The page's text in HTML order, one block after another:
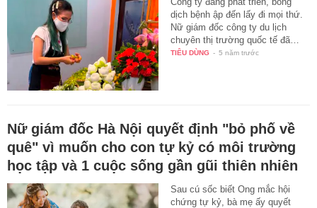
dịch bệnh ập đến lấy đi mọi thứ.
Nữ giám đốc công ty du lịch
chuyên thị trường quốc tế đã…
TIÊU DÙNG - 5 năm trước
Nữ giám đốc Hà Nội quyết định "bỏ phố về
quê" vì muốn cho con tự kỷ có môi trường
học tập và 1 cuộc sống gần gũi thiên nhiên
Sau cú sốc biết Ong mắc hội
chứng tự kỷ, bà mẹ ấy quyết